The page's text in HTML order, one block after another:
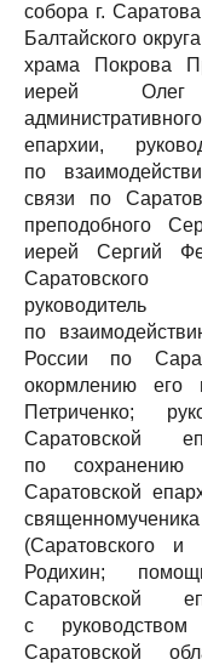
собора г.
Балтайского
храма Покрова
иерей Олег
епархии,
по
связи по
преподобного
иерей Сергий
Саратовского
по
России по
окормлению его
Петриченко;
Саратовской
по
Саратовской
(Саратовского и
Родихин;
Саратовской
с
Саратовской